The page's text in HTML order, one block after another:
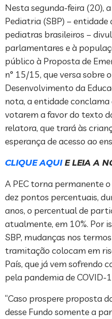
Nesta segunda-feira (20),
Pediatria (SBP) – entidade
pediatras brasileiros –
parlamentares e à
público à Proposta de
n° 15/15, que versa sobre
Desenvolvimento da
nota, a entidade
votarem a favor do texto
relatora, que trará às
esperança de acesso ao
CLIQUE AQUIE LEIA A
A PEC torna permanente
dez pontos percentuais,
anos, o percentual de
atualmente, em 10%. Por
SBP, mudanças nos
tramitação colocam em
País, que já vem sofrendo
pela pandemia de COVID-
“Caso prospere proposta
desse Fundo somente a